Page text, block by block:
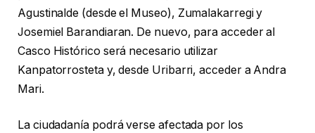
Agustinalde (desde el Museo), Zumalakarregi y
Josemiel Barandiaran. De nuevo, para acceder al
Casco Histórico será necesario utilizar
Kanpatorrosteta y, desde Uribarri, acceder a Andra
Mari.
La ciudadanía podrá verse afectada por los